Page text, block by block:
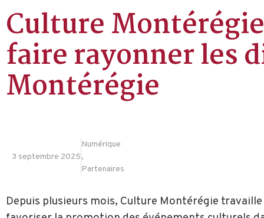
Culture
faire rayonner les
Montérégie
3 septembre 2025
Numérique
,
Partenaires
Depuis plusieurs mois, Culture Montérégie